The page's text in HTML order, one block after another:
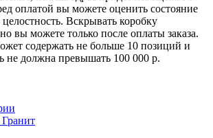
оплатой вы можете оценить состояние
Вскрывать коробку
вы можете только после оплаты заказа.
содержать не больше 10 позиций и
не должна превышать 100 000 р.